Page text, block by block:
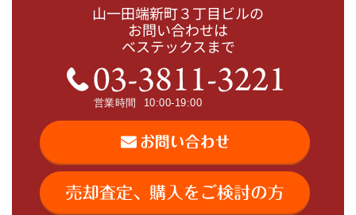
山一田端新町３丁目ビルの
お問い合わせは
ベステックスまで